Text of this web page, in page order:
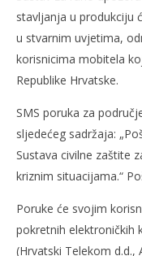
stavljanja u produkciju
u stvarnim uvjetima,
korisnicima mobitela
Republike Hrvatske.
SMS poruka za
sljedećeg sadržaja:
Sustava civilne zaštite
kriznim situacijama.“
Poruke će svojim
pokretnih elektroničkih
(Hrvatski Telekom d.d.,